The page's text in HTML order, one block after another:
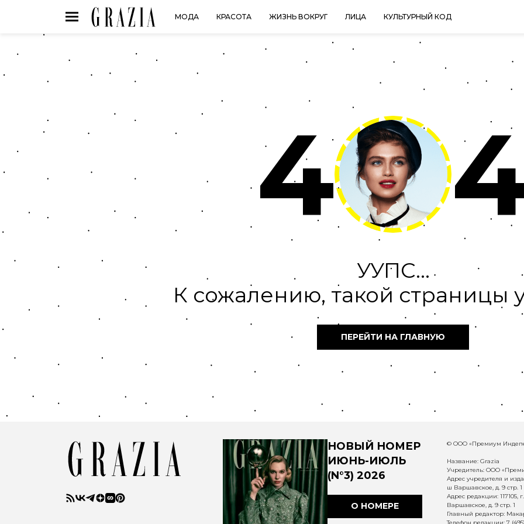
МОДА КРАСОТА ЖИЗНЬ ВОКРУГ ЛИЦА КУЛЬТУРНЫЙ КОД
4
УУПС...
К сожалению, такой страницы
ПЕРЕЙТИ НА ГЛАВНУЮ
НОВЫЙ НОМЕР
ИЮНЬ-ИЮЛЬ
(N°3) 2026
О НОМЕРЕ
© ООО «Премиум
Название: Grazia
Учредитель: ООО
Адрес учредителя и
ш Варшавское, д. 9 стр. 1
Адрес редакции:
Варшавское, д. 9 стр. 1
Главный редактор: